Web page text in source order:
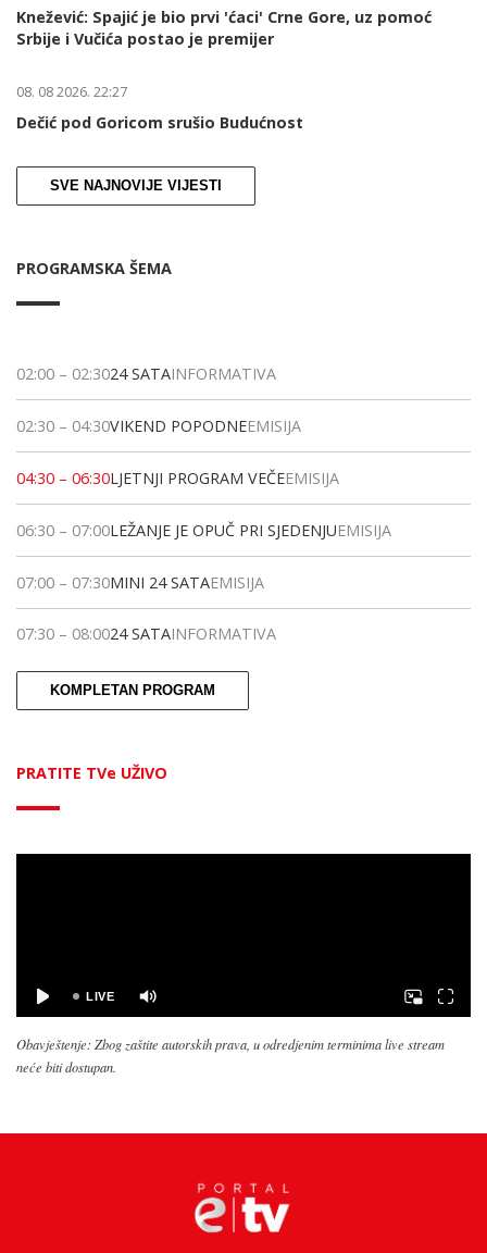
Knežević: Spajić je bio prvi 'ćaci' Crne Gore, uz pomoć
Srbije i Vučića postao je premijer
08. 08 2026. 22:27
Dečić pod Goricom srušio Budućnost
SVE NAJNOVIJE VIJESTI
PROGRAMSKA ŠEMA
02:00 – 02:3024 SATAINFORMATIVA
02:30 – 04:30VIKEND POPODNEEMISIJA
04:30 – 06:30LJETNJI PROGRAM VEČEEMISIJA
06:30 – 07:00LEŽANJE JE OPUČ PRI SJEDENJUEMISIJA
07:00 – 07:30MINI 24 SATAEMISIJA
07:30 – 08:0024 SATAINFORMATIVA
KOMPLETAN PROGRAM
PRATITE TVe UŽIVO
Obavještenje: Zbog zaštite autorskih prava, u odredjenim terminima live stream
neće biti dostupan.